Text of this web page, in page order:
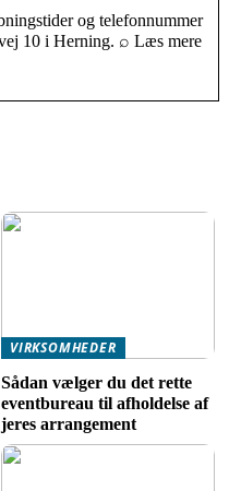
og telefonnummer
10 i Herning. ⌕ Læs mere
VIRKSOMHEDER
Sådan vælger du det rette
eventbureau til afholdelse af
jeres arrangement